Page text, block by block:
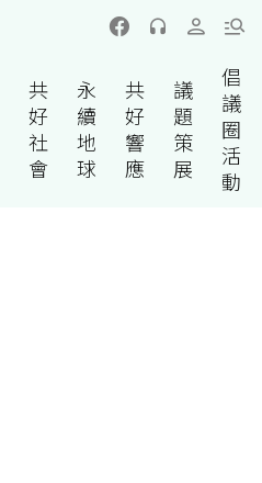
共
好
社
會
永
續
地
球
共
好
響
應
議
題
策
展
倡
議
圈
活
動